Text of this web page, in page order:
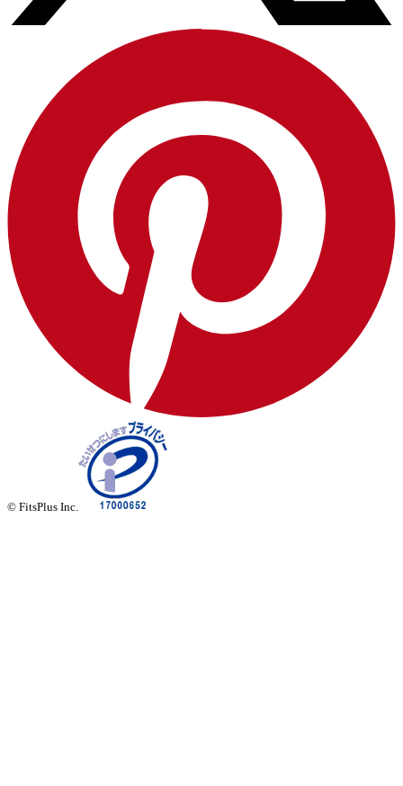
© FitsPlus Inc.